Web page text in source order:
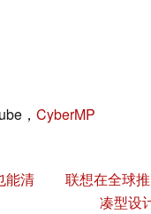
， CyberMP
能清
联想在全球
凑型设